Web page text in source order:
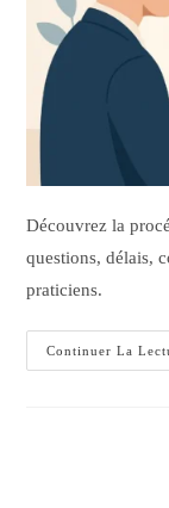
Découvrez la
questions, délais,
praticiens.
Continuer La